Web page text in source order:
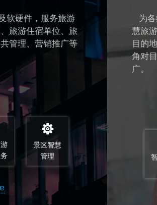
为各级旅游主管单位和目的地管理者提
慧旅游的规划、设计、顾问和监理服务，
目的地经营管理者从大数据视角和“互联
角对目的地进行智慧化管理和运营、营销
智慧旅游
规划
智慧旅游
顾问和监